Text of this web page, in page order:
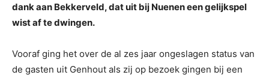
dank aan Bekkerveld, dat uit bij Nuenen een gelijkspel
wist af te dwingen.
Vooraf ging het over de al zes jaar ongeslagen status van
de gasten uit Genhout als zij op bezoek gingen bij een